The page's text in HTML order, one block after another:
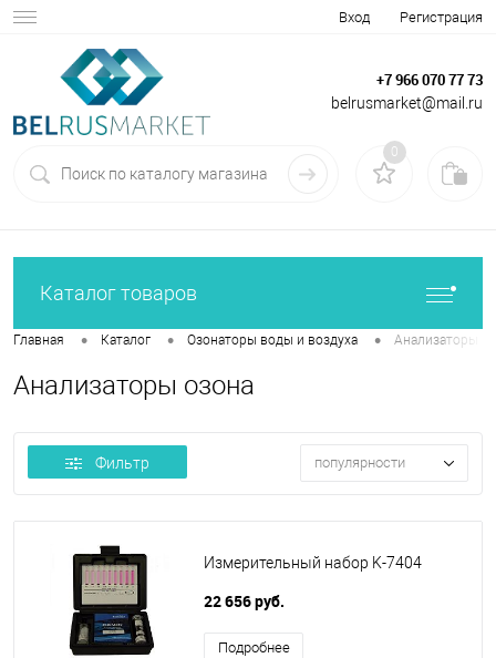
Вход Регистрация
+7 966 070 77 73
belrusmarket@mail.ru
0
Каталог товаров
Главная • Каталог • Озонаторы воды и воздуха • Анализаторы
Анализаторы озона
Фильтр популярности
Измерительный набор K-7404
22 656 руб.
Подробнее